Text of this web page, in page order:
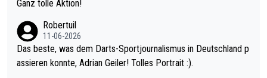
Ganz tolle Aktion!
Robertuil
11-06-2026
Das beste, was dem Darts-Sportjournalismus in Deutschland p
assieren konnte, Adrian Geiler! Tolles Portrait :).